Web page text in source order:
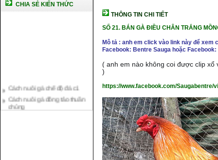
CHIA SẺ KIẾN THỨC
Cách nuôi gà đông tảo thuần
chủng
Kỹ thuật nuôi gà con mới nở
THÔNG TIN CHI TIẾT
SỐ 21. BÁN GÀ ĐIỀU CHÂN TRẮNG
Mô tả : anh em click vào link này để
Facebook: Bentre Sauga hoặc Facebook:
( anh em nào không coi được clip xổ
)
https://www.facebook.com/Saugabentre/